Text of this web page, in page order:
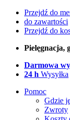
Przejdź do
do zawartości
Przejdź do
Pielęgnacja,
Darmowa
24 h Wysyłka
Pomoc
Gdzie
Zwroty